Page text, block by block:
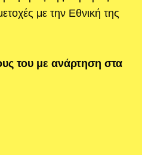
με την Εθνική της
του με ανάρτηση στα